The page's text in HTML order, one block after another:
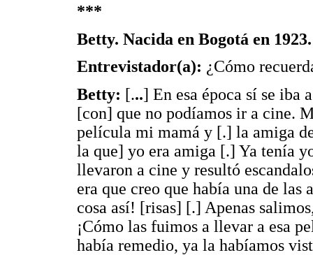
***
Betty. Nacida en Bogotá en
Entrevistador(a): ¿Cómo
Betty: [...] En esa época sí se iba
[con] que no podíamos ir a cine.
película mi mamá y [.] la amiga
la que] yo era amiga [.] Ya tenía
llevaron a cine y resultó
era que creo que había una de las
cosa así! [risas] [.] Apenas
¡Cómo las fuimos a llevar a esa
había remedio, ya la habíamos